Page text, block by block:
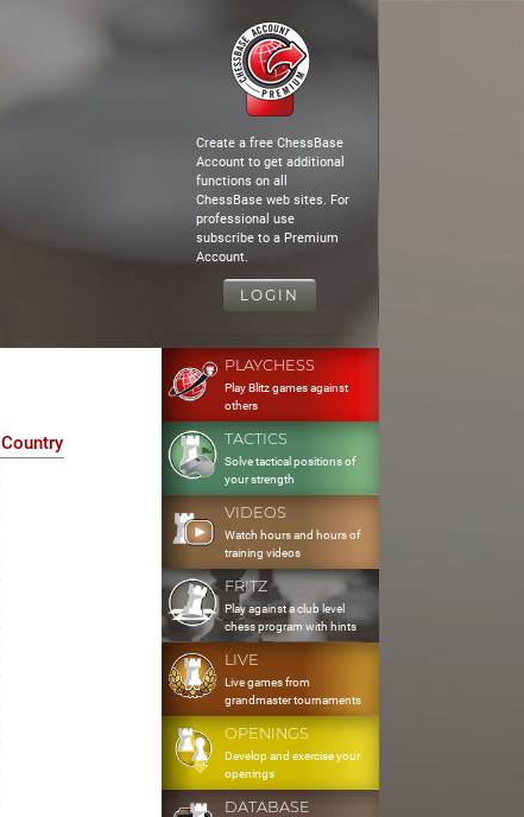
Create a free ChessBase
Account to get additional
functions on all
ChessBase web sites. For
professional use
subscribe to a Premium
Account.
LOGIN
Country
PLAYCHESS
Play Blitz games against
others
TACTICS
Solve tactical positions of
your strength
VIDEOS
Watch hours and hours of
training videos
FRITZ
Play against a club level
chess program with hints
LIVE
Live games from
grandmaster tournaments
OPENINGS
Develop and exercise your
openings
DATABASE